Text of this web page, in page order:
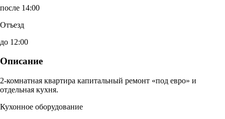
после 14:00
Отъезд
до 12:00
Описание
2-комнатная квартира капитальный ремонт «под евро» и
отдельная кухня.
Кухонное оборудование